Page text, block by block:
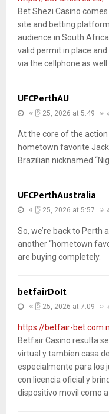
Bet Shezi Casino
site and betting
audience in South
valid permit in place
via the cellphone as
UFCPerthAU
ဧပြီ 25, 2026 at 5:49
At the core of the
hometown favorite
Brazilian nicknamed
UFCPerthAustralia
ဧပြီ 25, 2026 at 5:57
So, we’re back to Perth
another “hometown
are buying completely.
betfairDoIt
ဧပြီ 25, 2026 at 7:09
https://betfair-
Betfair Casino resulta
virtual y tambien casa
especialmente para los
con licencia oficial y
dispositivo movil como a